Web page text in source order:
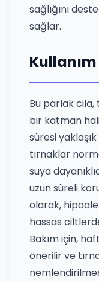
sağlığını
sağlar.
Bu parlak
bir katman
süresi
tırnaklar
suya
uzun süreli
olarak,
hassas
Bakım için,
önerilir ve